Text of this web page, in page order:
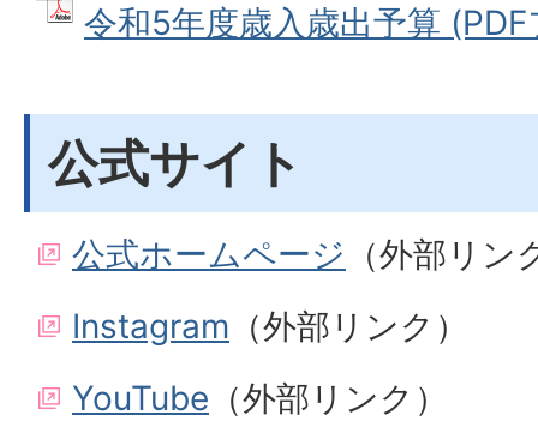
令和5年度歳入歳出予算
公式サイト
公式ホームページ （外部リン
Instagram （外部リンク）
YouTube （外部リンク）